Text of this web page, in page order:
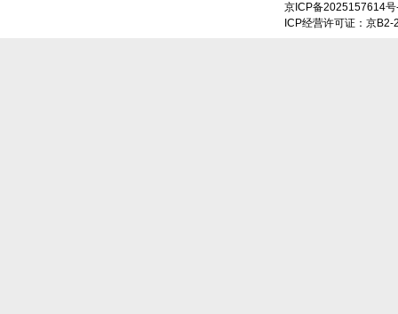
京ICP备2025157614
ICP经营许可证：京